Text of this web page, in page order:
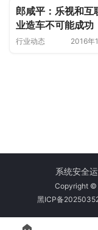
郎咸平：乐视和互
业造车不可能成功
行业动态 2016年
系统安全
Copyright ©
黑ICP备